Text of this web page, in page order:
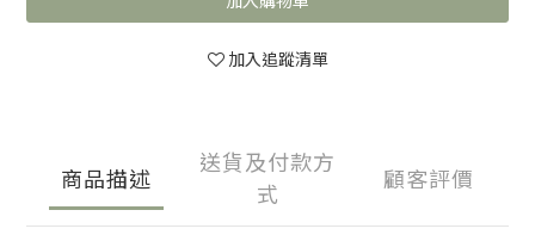
加入追蹤清單
商品描述
送貨及付款方
式
顧客評價